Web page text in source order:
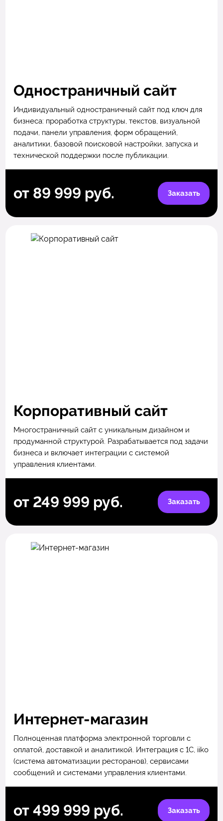
Одностраничный сайт
Индивидуальный одностраничный сайт под ключ для
бизнеса: проработка структуры, текстов, визуальной
подачи, панели управления, форм обращений,
аналитики, базовой поисковой настройки, запуска и
технической поддержки после публикации.
от 89 999 руб. Заказать
Корпоративный сайт
Многостраничный сайт с уникальным дизайном и
продуманной структурой. Разрабатывается под задачи
бизнеса и включает интеграции с системой
управления клиентами.
от 249 999 руб. Заказать
Интернет-магазин
Полноценная платформа электронной торговли с
оплатой, доставкой и аналитикой. Интеграция с 1С, iiko
(система автоматизации ресторанов), сервисами
сообщений и системами управления клиентами.
от 499 999 руб. Заказать